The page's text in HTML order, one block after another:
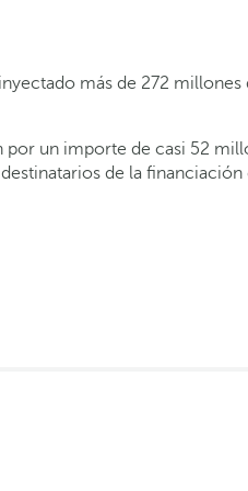
más de 272
un importe de casi 52
de la